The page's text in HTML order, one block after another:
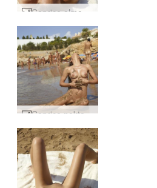
Caprice almenningsströnd #3
Caprice nektarströnd #42